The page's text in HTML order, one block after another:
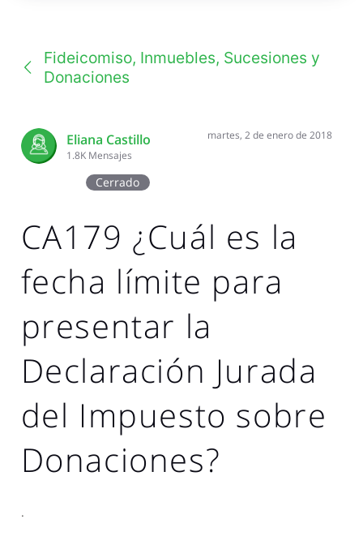
Fideicomiso, Inmuebles, Sucesiones y
Donaciones
Eliana Castillo
1.8K Mensajes
martes, 2 de enero de 2018
Cerrado
CA179 ¿Cuál es la
fecha límite para
presentar la
Declaración Jurada
del Impuesto sobre
Donaciones?
.